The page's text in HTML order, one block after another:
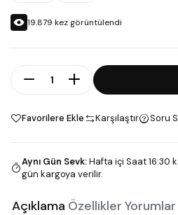
19.879 kez görüntülendi
Adet
Favorilere Ekle Karşılaştır Soru
Aynı Gün Sevk:Hafta içi Saat 16:30
gün kargoya verilir.
Açıklama Özellikler Yorumlar